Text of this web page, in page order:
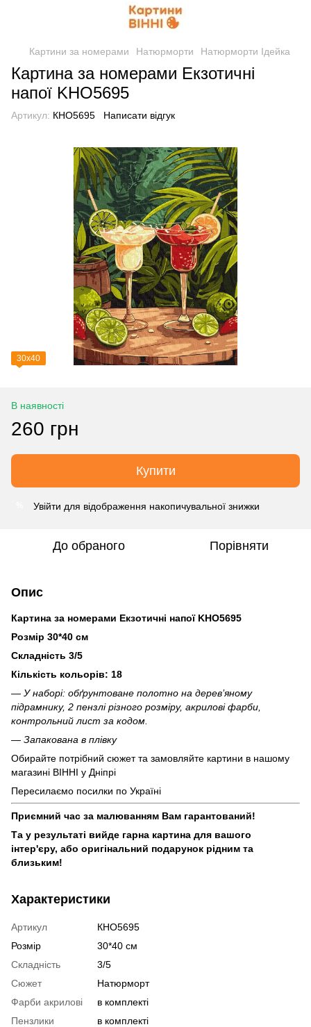
Картини за номерами Натюрморти Натюрморти Ідейка
Картина за номерами Екзотичні
напої KHO5695
Артикул: КНО5695 Написати відгук
30х40
В наявності
260 грн
Купити
Увійти для відображення накопичувальної знижки
До обраного Порівняти
Опис
Картина за номерами Екзотичні напої KHO5695
Розмір 30*40 см
Складність 3/5
Кількість кольорів: 18
— У наборі: обґрунтоване полотно на дерев’яному
підрамнику, 2 пензлі різного розміру, акрилові фарби,
контрольний лист за кодом.
— Запакована в плівку
Обирайте потрібний сюжет та замовляйте картини в нашому
магазині ВІННІ у Дніпрі
Пересилаємо посилки по Україні
Приємний час за малюванням Вам гарантований!
Та у результаті вийде гарна картина для вашого
інтер'єру, або оригінальний подарунок рідним та
близьким!
Характеристики
Артикул
КНО5695
Розмір
30*40 см
Складність
3/5
Сюжет
Натюрморт
Фарби акрилові
в комплекті
Пензлики
в комплекті